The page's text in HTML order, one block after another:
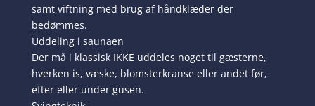
samt viftning med brug af håndklæder der
bedømmes.
Uddeling i saunaen
Der må i klassisk IKKE uddeles noget til gæsterne,
hverken is, væske, blomsterkranse eller andet før,
efter eller under gusen.